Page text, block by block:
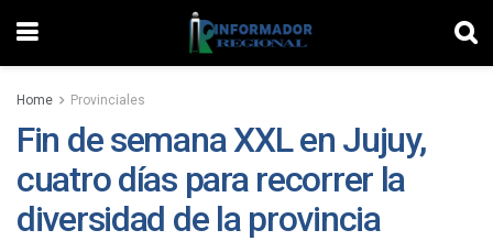
Home Provinciales
Fin de semana XXL en Jujuy,
cuatro días para recorrer la
diversidad de la provincia